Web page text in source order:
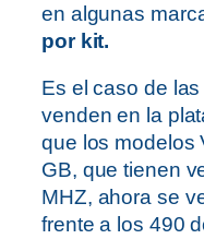
en algunas
por kit.
Es el caso de
venden en la
que los modelos
GB, que tienen
MHZ, ahora se
frente a los 490